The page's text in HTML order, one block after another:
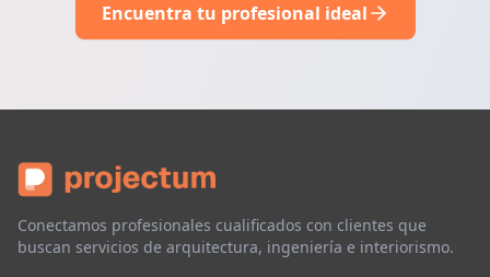
Encuentra tu profesional ideal
Conectamos profesionales cualificados con clientes que
buscan servicios de arquitectura, ingeniería e interiorismo.